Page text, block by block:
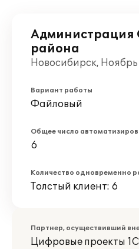
Администрация
района
Новосибирск,
Вариант работы
Файловый
Общее число
6
Количество одновременно
Толстый клиент: 6
Партнер, осуществивший
Цифровые проекты